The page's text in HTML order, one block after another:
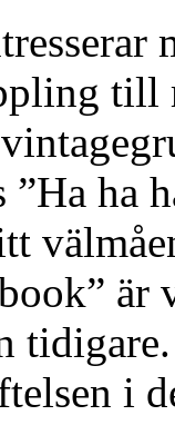
till
”Ha ha
i